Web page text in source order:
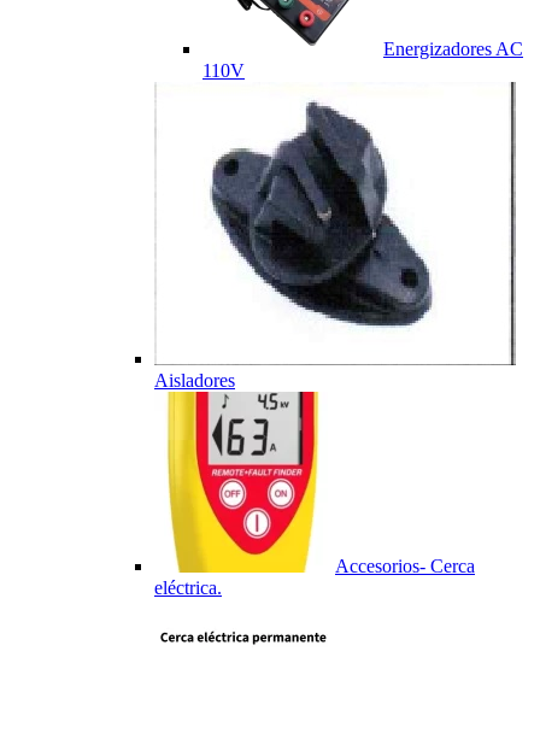
Energizadores AC
110V
Aisladores
Accesorios- Cerca
eléctrica.